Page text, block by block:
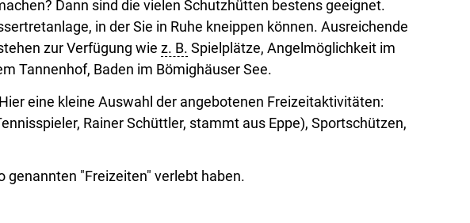
Dann sind die vielen Schutzhütten bestens geeignet.
in der Sie in Ruhe kneippen können. Ausreichende
zur Verfügung wie z. B. Spielplätze, Angelmöglichkeit im
Tannenhof, Baden im Bömighäuser See.
eine kleine Auswahl der angebotenen Freizeitaktivitäten:
Rainer Schüttler, stammt aus Eppe), Sportschützen,
genannten "Freizeiten" verlebt haben.